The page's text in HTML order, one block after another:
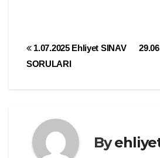
Yazı
1.07.2025 Ehliyet SINAV
SORULARI
By